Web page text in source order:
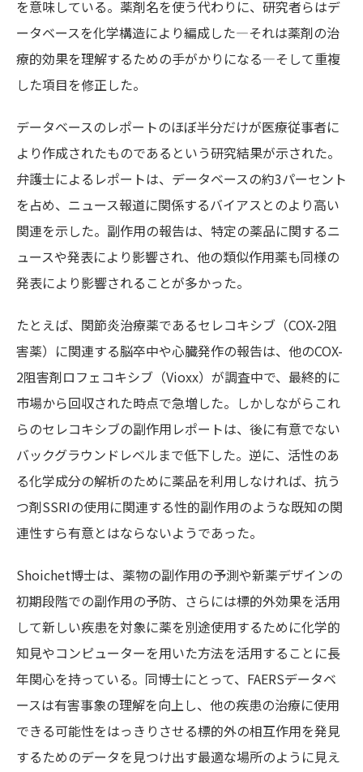
を意味している。薬剤名を使う代わりに、研究者らはデ
ータベースを化学構造により編成した―それは薬剤の治
療的効果を理解するための手がかりになる―そして重複
した項目を修正した。
データベースのレポートのほぼ半分だけが医療従事者に
より作成されたものであるという研究結果が示された。
弁護士によるレポートは、データベースの約3パーセント
を占め、ニュース報道に関係するバイアスとのより高い
関連を示した。副作用の報告は、特定の薬品に関するニ
ュースや発表により影響され、他の類似作用薬も同様の
発表により影響されることが多かった。
たとえば、関節炎治療薬であるセレコキシブ（COX-2阻
害薬）に関連する脳卒中や心臓発作の報告は、他のCOX-
2阻害剤ロフェコキシブ（Vioxx）が調査中で、最終的に
市場から回収された時点で急増した。しかしながらこれ
らのセレコキシブの副作用レポートは、後に有意でない
バックグラウンドレベルまで低下した。逆に、活性のあ
る化学成分の解析のために薬品を利用しなければ、抗う
つ剤SSRIの使用に関連する性的副作用のような既知の関
連性すら有意とはならないようであった。
Shoichet博士は、薬物の副作用の予測や新薬デザインの
初期段階での副作用の予防、さらには標的外効果を活用
して新しい疾患を対象に薬を別途使用するために化学的
知見やコンピューターを用いた方法を活用することに長
年関心を持っている。同博士にとって、FAERSデータベ
ースは有害事象の理解を向上し、他の疾患の治療に使用
できる可能性をはっきりさせる標的外の相互作用を発見
するためのデータを見つけ出す最適な場所のように見え